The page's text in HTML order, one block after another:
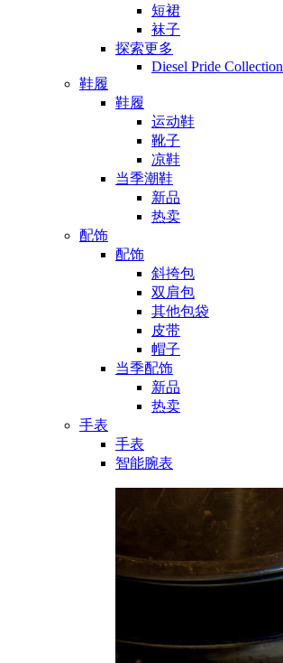
短裙
袜子
探索更多
Diesel Pride Collection
鞋履
鞋履
运动鞋
靴子
凉鞋
当季潮鞋
新品
热卖
配饰
配饰
斜挎包
双肩包
其他包袋
皮带
帽子
当季配饰
新品
热卖
手表
手表
智能腕表